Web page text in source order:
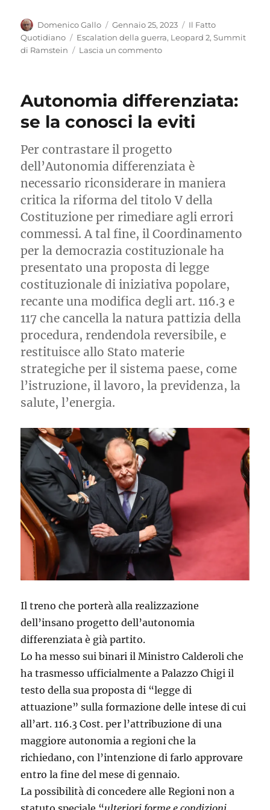
Autore
Domenico Gallo
Pubblicato
il
Gennaio 25, 2023 Categorie
Il Fatto
Quotidiano
Tag
Escalation della guerra, Leopard 2,Summit
di Ramstein
Lascia un commentosu
hanno
cuore
Autonomia differenziata:
se la conosci la eviti
Per contrastare il progetto
dell’Autonomia differenziata è
necessario riconsiderare in maniera
critica la riforma del titolo V della
Costituzione per rimediare agli errori
commessi. A tal fine, il Coordinamento
per la democrazia costituzionale ha
presentato una proposta di legge
costituzionale di iniziativa popolare,
recante una modifica degli art. 116.3 e
117 che cancella la natura pattizia della
procedura, rendendola reversibile, e
restituisce allo Stato materie
strategiche per il sistema paese, come
l’istruzione, il lavoro, la previdenza, la
salute, l’energia.
Il treno che porterà alla realizzazione
dell’insano progetto dell’autonomia
differenziata è già partito.
Lo ha messo sui binari il Ministro Calderoli che
ha trasmesso ufficialmente a Palazzo Chigi il
testo della sua proposta di “legge di
attuazione” sulla formazione delle intese di cui
all’art. 116.3 Cost. per l’attribuzione di una
maggiore autonomia a regioni che la
richiedano, con l’intenzione di farlo approvare
entro la fine del mese di gennaio.
La possibilità di concedere alle Regioni non a